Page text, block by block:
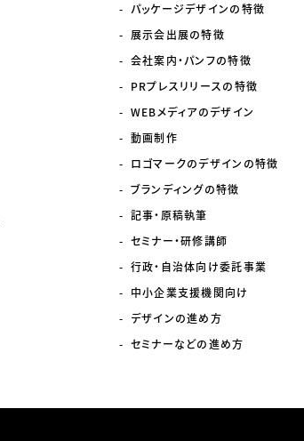
パッケージデザインの特徴
展示会出展の特徴
会社案内・パンフの特徴
PRプレスリリースの特徴
WEBメディアのデザイン
動画制作
ロゴマークのデザインの特徴
ブランディングの特徴
記事・原稿執筆
セミナー・研修講師
行政・自治体向け委託事業
中小企業支援機関向け
デザインの進め方
セミナーなどの進め方